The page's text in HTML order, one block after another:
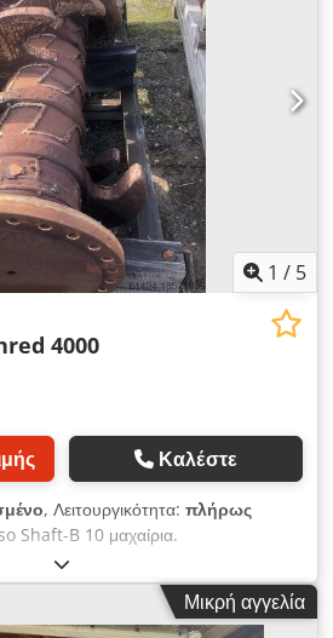
1 / 5
4000
Καλέστε
, Λειτουργικότητα: πλήρως
Shaft-B 10 μαχαίρια.
ρουλεμάν 1 διάταξη. Codpfov A
Μικρή αγγελία